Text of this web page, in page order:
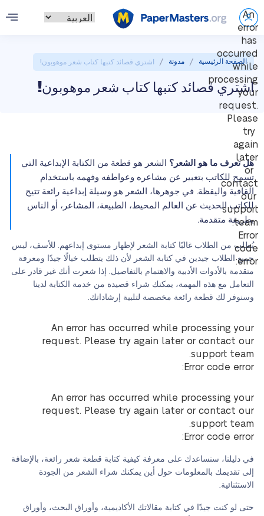
An
error
has
occurred
while
processing
your
request.
Please
try
again
later
or
contact
our
support
team.
Error
code
error:
الصفحة الرئيسية / مدونة / اشتري قصائد كتبها كتاب شعر موهوبون!
اشتري قصائد كتبها كتاب شعر موهوبون!
هل تعرف ما هو الشعر؟ الشعر هو قطعة من الكتابة الإبداعية التي
تسمح للكاتب بتعبير عن مشاعره وعواطفه وفهمه باستخدام
القافية واليقظة. في جوهرها، الشعر هو وسيلة إبداعية رائعة تتيح
للكاتب الحديث عن العالم المحيط، الطبيعة، المشاعر، أو الناس
بطريقة متقدمة.
يُطلب من الطلاب غالبًا كتابة الشعر لإظهار مستوى إبداعهم. للأسف، ليس
جميع الطلاب جيدين في كتابة الشعر لأن ذلك يتطلب خيالًا جيدًا ومعرفة
متقدمة بالأدوات الأدبية والاهتمام بالتفاصيل. إذا شعرت أنك غير قادر على
التعامل مع هذه المهمة، يمكنك شراء قصيدة من خدمة الكتابة لدينا
وسنوفر لك قطعة رائعة مخصصة لتلبية إرشاداتك.
An error has occurred while processing your
request. Please try again later or contact our
support team.
Error code error:
An error has occurred while processing your
request. Please try again later or contact our
support team.
Error code error:
في دليلنا، سنساعدك على معرفة كيفية كتابة قطعة شعر رائعة، بالإضافة
إلى تقديمك بالمعلومات حول أين يمكنك شراء الشعر من الجودة
الاستثنائية.
حتى لو كنت جيدًا في كتابة مقالاتك الأكاديمية، وأوراق البحث، وأوراق